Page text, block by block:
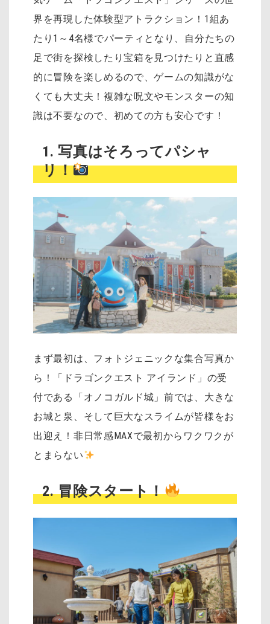
界を再現した体験型アトラクション！1組あ
たり1～4名様でパーティとなり、自分たちの
足で街を探検したり宝箱を見つけたりと直感
的に冒険を楽しめるので、ゲームの知識がな
くても大丈夫！複雑な呪文やモンスターの知
識は不要なので、初めての方も安心です！
1. 写真はそろってパシャ
リ！
まず最初は、フォトジェニックな集合写真か
ら！「ドラゴンクエスト アイランド」の受
付である「オノコガルド城」前では、大きな
お城と泉、そして巨大なスライムが皆様をお
出迎え！非日常感MAXで最初からワクワクが
とまらない
2. 冒険スタート！